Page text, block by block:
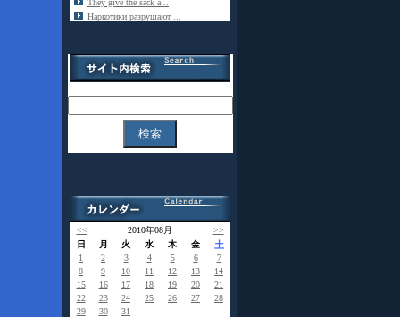
They give the sack a...
Наркотики разрушают ...
<< 2010年08月
>>
日
月 火 水 木 金 土
1 2 3 4 5 6
7
8
9 10 11 12 13
14
15
16 17 18 19 20
21
22
23 24 25 26 27
28
29
30 31